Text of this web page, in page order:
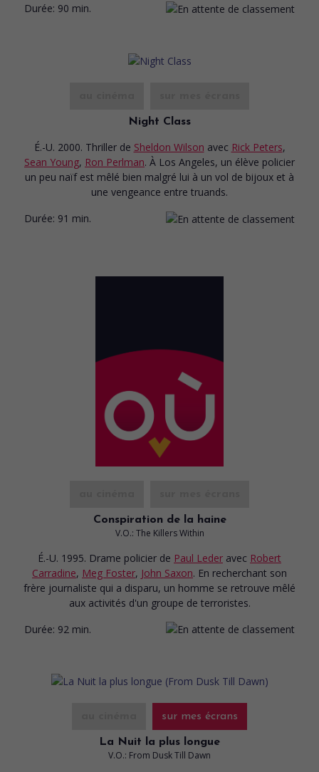
Durée: 90 min.
Night Class
É.-U. 2000. Thriller de Sheldon Wilson avec Rick Peters,
Sean Young, Ron Perlman. À Los Angeles, un élève policier
un peu naïf est mêlé bien malgré lui à un vol de bijoux et à
une vengeance entre truands.
Durée: 91 min.
Conspiration de la haine
V.O.: The Killers Within
É.-U. 1995. Drame policier de Paul Leder avec Robert
Carradine, Meg Foster, John Saxon. En recherchant son
frère journaliste qui a disparu, un homme se retrouve mêlé
aux activités d'un groupe de terroristes.
Durée: 92 min.
sur mes écrans
La Nuit la plus longue
V.O.: From Dusk Till Dawn